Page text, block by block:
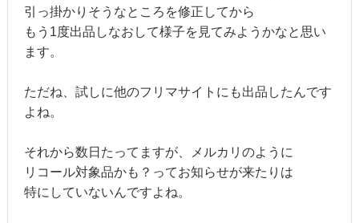
引っ掛かりそうなところを修正してから
もう1度出品しなおして様子を見てみようかなと思い
ます。
ただね、試しに他のフリマサイトにも出品したんです
よね。
それから数日たってますが、メルカリのように
リコール対象品かも？ってお知らせが来たりは
特にしていないんですよね。